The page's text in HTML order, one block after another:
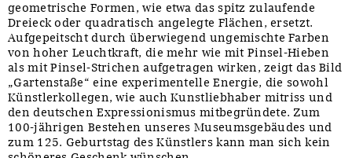
geometrische Formen, wie etwa das spitz zulaufende
Dreieck oder quadratisch angelegte Flächen, ersetzt.
Aufgepeitscht durch überwiegend ungemischte Farben
von hoher Leuchtkraft, die mehr wie mit Pinsel-Hieben
als mit Pinsel-Strichen aufgetragen wirken, zeigt das Bild
„Gartenstaße“ eine experimentelle Energie, die sowohl
Künstlerkollegen, wie auch Kunstliebhaber mitriss und
den deutschen Expressionismus mitbegründete. Zum
100-jährigen Bestehen unseres Museumsgebäudes und
zum 125. Geburtstag des Künstlers kann man sich kein